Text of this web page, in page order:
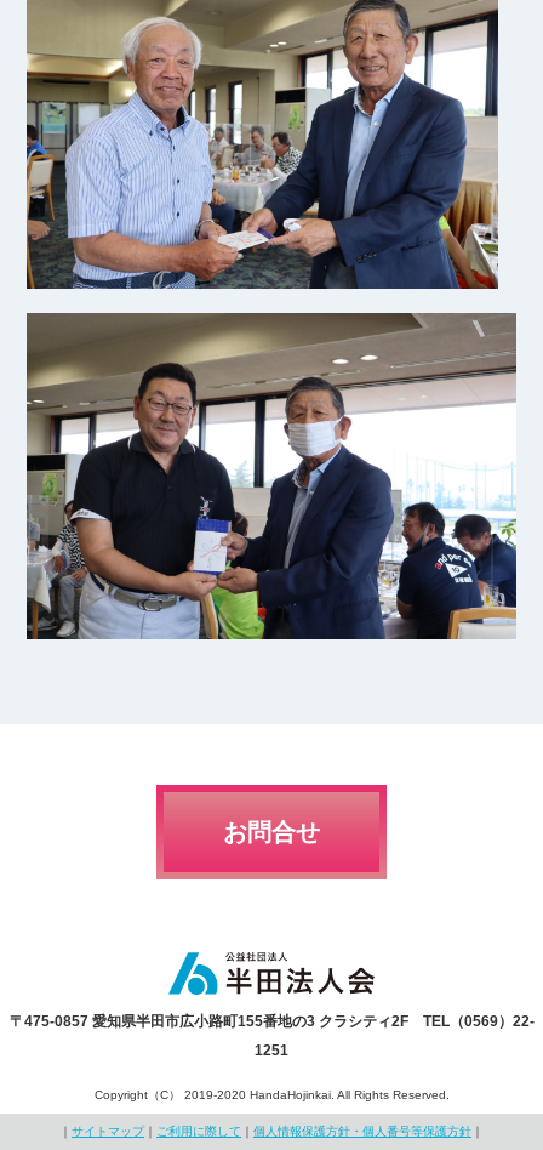
お問合せ
〒475-0857 愛知県半田市広小路町155番地の3 クラシティ2F TEL（0569）22-
1251
Copyright（C） 2019-2020 HandaHojinkai. All Rights Reserved.
｜ サイトマップ｜ ご利用に際して ｜ 個人情報保護方針・個人番号等保護方針 ｜